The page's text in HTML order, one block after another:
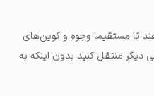
تا مستقیما وجوه و کوین‌های
دیگر منتقل کنید بدون اینکه به